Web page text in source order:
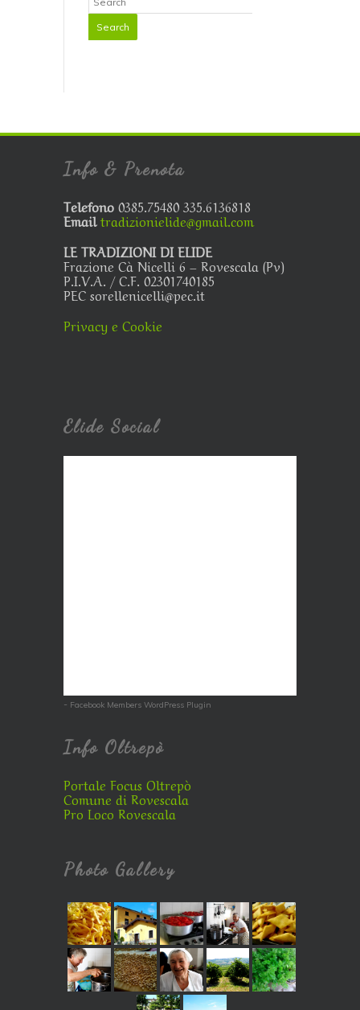
Info & Prenota
Telefono 0385.75480 335.6136818
Email tradizionielide@gmail.com
LE TRADIZIONI DI ELIDE
Frazione Cà Nicelli 6 – Rovescala (Pv)
P.I.V.A. / C.F. 02301740185
PEC sorellenicelli@pec.it
Privacy e Cookie
Elide Social
- Facebook Members WordPress Plugin
Info Oltrepò
Portale Focus Oltrepò
Comune di Rovescala
Pro Loco Rovescala
Photo Gallery